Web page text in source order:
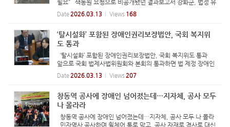
필요” 색동원 요청으로 비공개됐던 결과보고서 강화군, 법정 유
예기간 30일 지나 부분 공개 공대위 “구조적 문제 밝히기 위해
대중 공개 필요” 인천 강화군 중증장애인시설 색동원으로 들
Date2026.03.13 Views 168
‘탈시설화’ 포함된 장애인권리보장법안, 국회 복지위
도 통과
‘탈시설화’ 포함된 장애인권리보장법안, 국회 복지위도 통과
앞으로 국회 법제사법위원회와 본회의 통과하면 법 제정 장애인
정책조정위원회, 권리옹호센터 설치 등 일부 내용 변경, 삭제 전
장연 “조속히 통과하고 삭제된 내용 보완해야” 서미화 더불어
Date2026.03.13 Views 207
창동역 공사에 장애인 넘어졌는데…지자체, 공사 모두
나 몰라라
창동역 공사에 장애인 넘어졌는데…지자체, 공사 모두 나 몰라
민자역사 공사하며 휠체어 통로 막고, 공사 자재로 경사로 대신